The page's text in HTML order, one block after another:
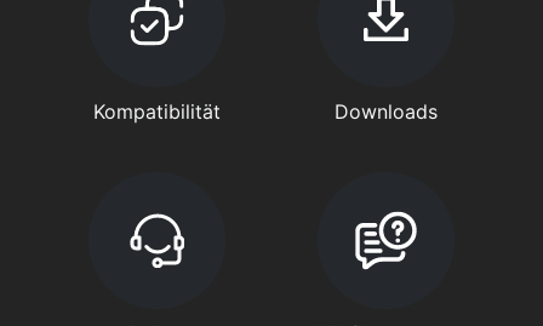
Kompatibilität Downloads